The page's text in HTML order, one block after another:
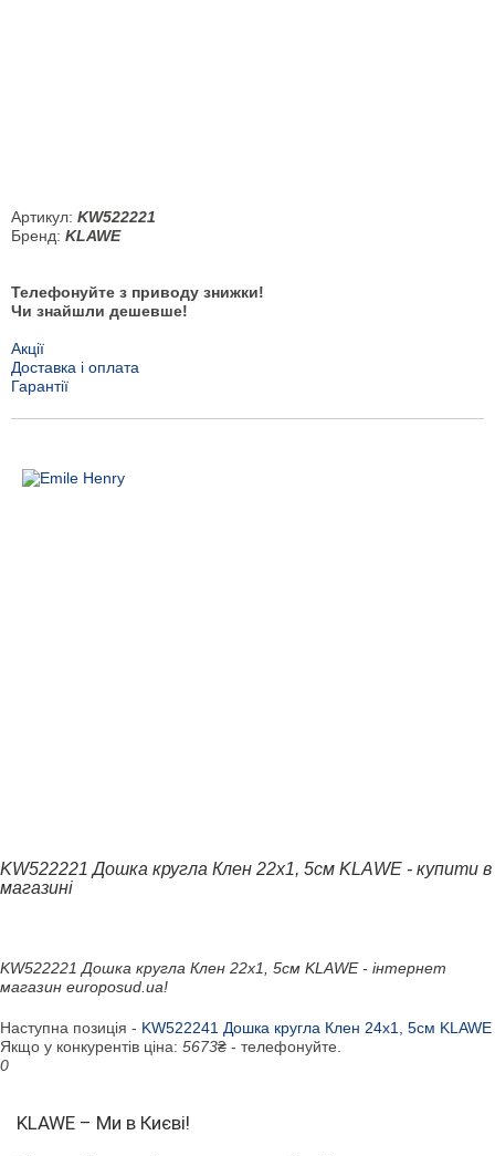
Артикул: KW522221
Бренд: KLAWE
Телефонуйте з приводу знижки!
Чи знайшли дешевше!
Акції
Доставка і оплата
Гарантії
KW522221 Дошка кругла Клен 22х1, 5см KLAWE - купити в
магазині
KW522221 Дошка кругла Клен 22х1, 5см KLAWE - інтернет
магазин europosud.ua!
Наступна позиція - KW522241 Дошка кругла Клен 24х1, 5см KLAWE
Якщо у конкурентів ціна: 5673₴ - телефонуйте.
0
KLAWE – Ми в Києві!